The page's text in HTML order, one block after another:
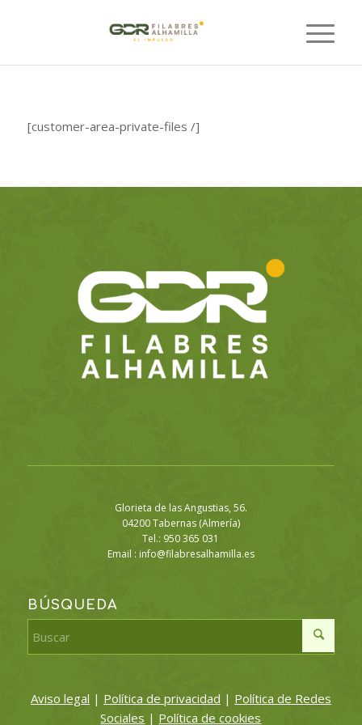
[customer-area-private-files /]
Glorieta de las Angustias, 56.
04200 Tabernas (Almería)
Tel.: 950 365 031
Email : info@filabresalhamilla.es
BÚSQUEDA
Aviso legal | Política de privacidad | Política de Redes
Sociales | Política de cookies